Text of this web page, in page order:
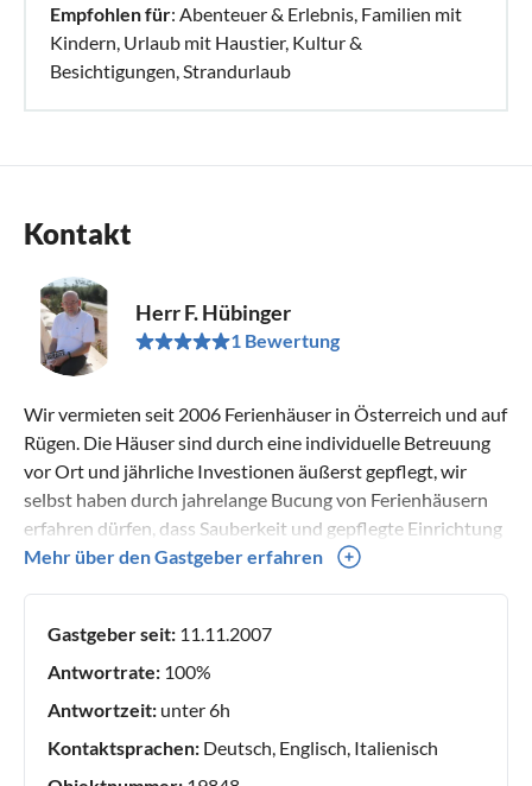
Empfohlen für: Abenteuer & Erlebnis, Familien mit
Kindern, Urlaub mit Haustier, Kultur &
Besichtigungen, Strandurlaub
Kontakt
Herr F. Hübinger
1 Bewertung
Wir vermieten seit 2006 Ferienhäuser in Österreich und auf
Rügen. Die Häuser sind durch eine individuelle Betreuung
vor Ort und jährliche Investionen äußerst gepflegt, wir
selbst haben durch jahrelange Bucung von Ferienhäusern
erfahren dürfen, dass Sauberkeit und gepflegte Einrichtung
die Basis eines schönen Urlaubs sind.
Mehr über den Gastgeber erfahren
Gastgeber seit: 11.11.2007
Antwortrate: 100%
Antwortzeit: unter 6h
Kontaktsprachen: Deutsch, Englisch, Italienisch